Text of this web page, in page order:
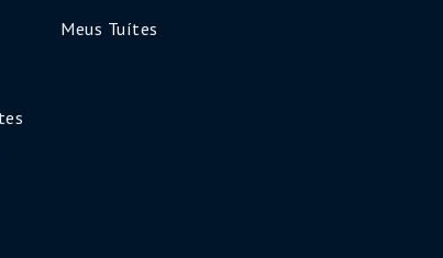
Meus Tuítes